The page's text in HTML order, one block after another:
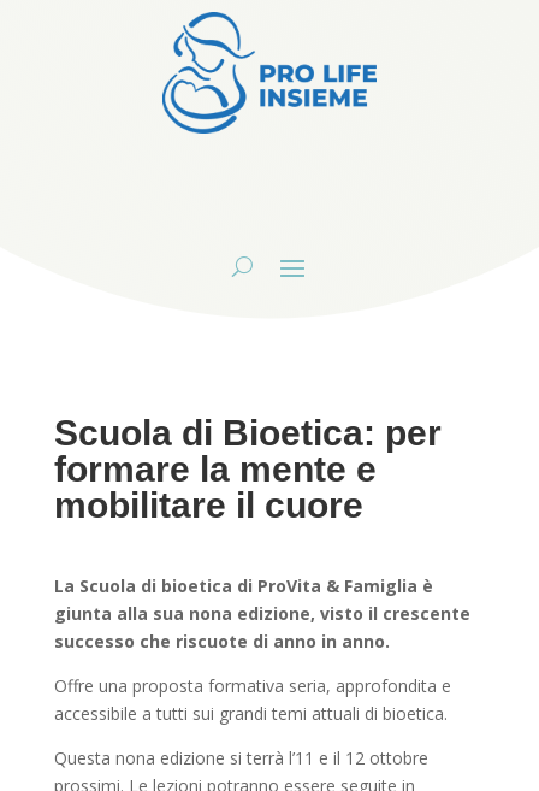
Scuola di Bioetica: per
formare la mente e
mobilitare il cuore
La Scuola di bioetica di ProVita & Famiglia è
giunta alla sua nona edizione, visto il crescente
successo che riscuote di anno in anno.
Offre una proposta formativa seria, approfondita e
accessibile a tutti sui grandi temi attuali di bioetica.
Questa nona edizione si terrà l’11 e il 12 ottobre
prossimi. Le lezioni potranno essere seguite in